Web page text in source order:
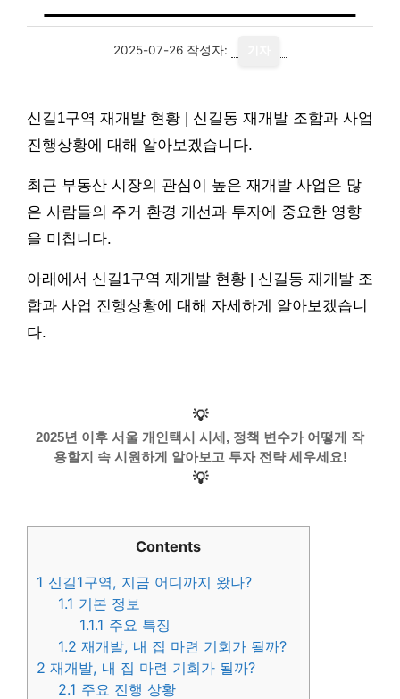
2025-07-26 작성자:
신길1구역 재개발 현황 | 신길동 재개발 조합과 사업
진행상황에 대해 알아보겠습니다.
최근 부동산 시장의 관심이 높은 재개발 사업은 많
은 사람들의 주거 환경 개선과 투자에 중요한 영향
을 미칩니다.
아래에서 신길1구역 재개발 현황 | 신길동 재개발 조
합과 사업 진행상황에 대해 자세하게 알아보겠습니
다.
💡
2025년 이후 서울 개인택시 시세, 정책 변수가 어떻게 작
용할지 속 시원하게 알아보고 투자 전략 세우세요!
💡
Contents
1 신길1구역, 지금 어디까지 왔나?
1.1 기본 정보
1.1.1 주요 특징
1.2 재개발, 내 집 마련 기회가 될까?
2 재개발, 내 집 마련 기회가 될까?
2.1 주요 진행 상황